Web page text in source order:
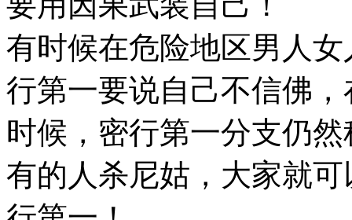
有时候在危险地区男人
行第一要说自己不信佛
时候，密行第一分支仍
有的人杀尼姑，大家就